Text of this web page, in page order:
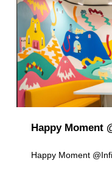
Happy Moment
Happy Moment